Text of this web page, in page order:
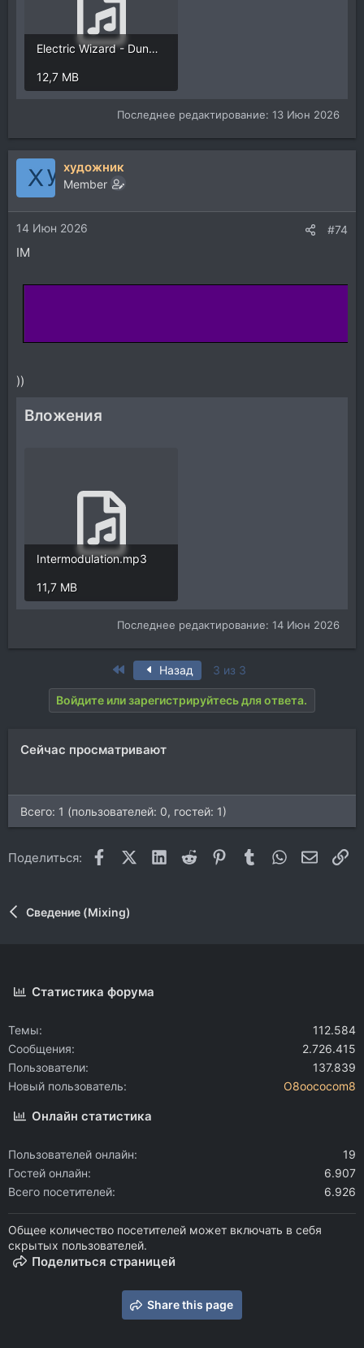
Electric Wizard - Dunwich.mp3
12,7 MB
Последнее редактирование: 13 Июн 2026
художник
Member
14 Июн 2026 #74
IM
))
Вложения
Intermodulation.mp3
11,7 MB
Последнее редактирование: 14 Июн 2026
First Назад 3 из 3
Войдите или зарегистрируйтесь для ответа.
Сейчас просматривают
Всего: 1 (пользователей: 0, гостей: 1)
Поделиться: FacebookX (Twitter)
LinkedIn
Reddit Pinterest
Tumblr WhatsApp
Сведение (Mixing)
Статистика форума
Темы
112.584
Сообщения
2.726.415
Пользователи
137.839
Новый пользователь
O8oococom8
Онлайн статистика
Пользователей онлайн
19
Гостей онлайн
6.907
Всего посетителей
6.926
Общее количество посетителей может включать в себя
скрытых пользователей.
Поделиться страницей
Share this page